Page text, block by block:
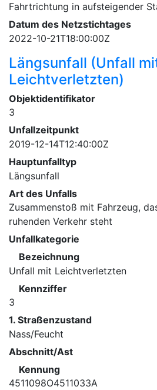
Fahrtrichtung in aufsteigender
Datum des Netzstichtages
2022-10-21T18:00:00Z
Längsunfall (Unfall
Leichtverletzten)
Objektidentifikator
3
Unfallzeitpunkt
2019-12-14T12:40:00Z
Hauptunfalltyp
Längsunfall
Art des Unfalls
Zusammenstoß mit Fahrzeug,
ruhenden Verkehr steht
Unfallkategorie
Bezeichnung
Unfall mit Leichtverletzten
Kennziffer
3
1. Straßenzustand
Nass/Feucht
Abschnitt/Ast
Kennung
4511098O4511033A